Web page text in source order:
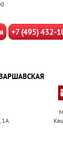
+7 (495) 432-
1А